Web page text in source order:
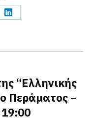
Share
LinkedIn
“Ελληνικής
Περάματος –